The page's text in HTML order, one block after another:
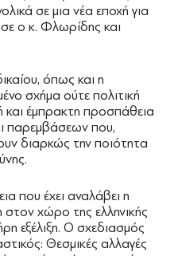
σε μια νέα εποχή για
ο κ. Φλωρίδης και
όπως και η
σχήμα ούτε πολιτική
και έμπρακτη προσπάθεια
παρεμβάσεων που,
διαρκώς την ποιότητα
που έχει αναλάβει η
στον χώρο της ελληνικής
εξέλιξη. Ο σχεδιασμός
Θεσμικές αλλαγές